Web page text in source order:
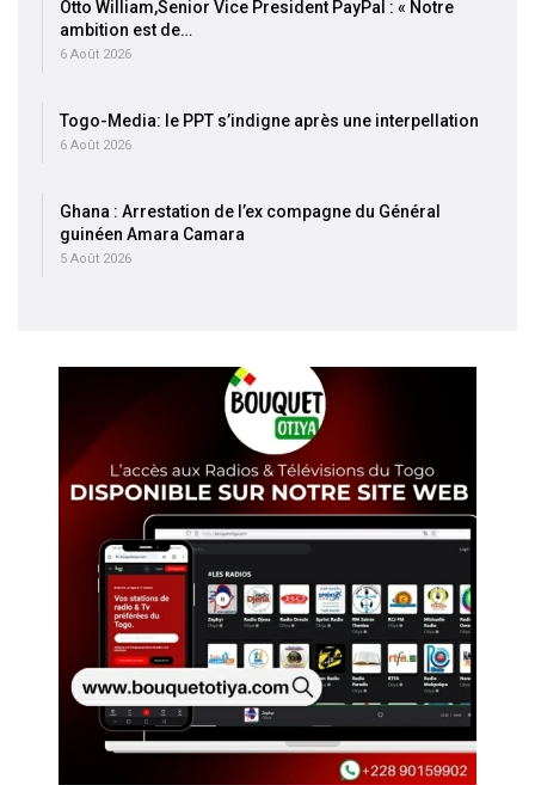
Otto William,Senior Vice President PayPal : « Notre
ambition est de…
6 Août 2026
Togo-Media: le PPT s’indigne après une interpellation
6 Août 2026
Ghana : Arrestation de l’ex compagne du Général
guinéen Amara Camara
5 Août 2026